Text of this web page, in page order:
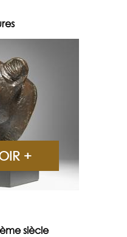
+
siècle